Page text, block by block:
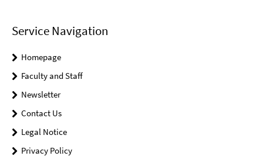
Service Navigation
Homepage
Faculty and Staff
Newsletter
Contact Us
Legal Notice
Privacy Policy